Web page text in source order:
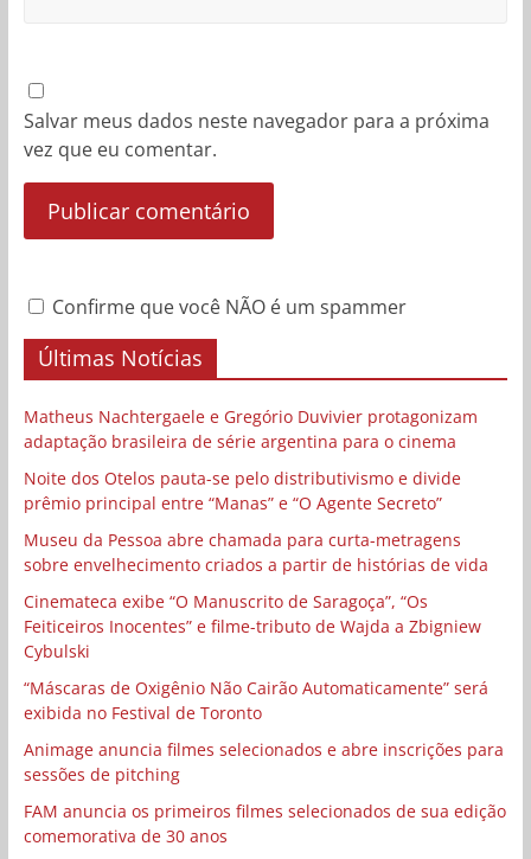
Salvar meus dados neste navegador para a próxima
vez que eu comentar.
Confirme que você NÃO é um spammer
Últimas Notícias
Matheus Nachtergaele e Gregório Duvivier protagonizam
adaptação brasileira de série argentina para o cinema
Noite dos Otelos pauta-se pelo distributivismo e divide
prêmio principal entre “Manas” e “O Agente Secreto”
Museu da Pessoa abre chamada para curta-metragens
sobre envelhecimento criados a partir de histórias de vida
Cinemateca exibe “O Manuscrito de Saragoça”, “Os
Feiticeiros Inocentes” e filme-tributo de Wajda a Zbigniew
Cybulski
“Máscaras de Oxigênio Não Cairão Automaticamente” será
exibida no Festival de Toronto
Animage anuncia filmes selecionados e abre inscrições para
sessões de pitching
FAM anuncia os primeiros filmes selecionados de sua edição
comemorativa de 30 anos